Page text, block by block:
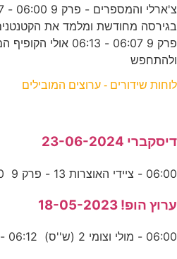
בגירסה מחודשת ומלמד את
פרק 9 06:07 - 06:13
ולהתחפש
לוחות שידורים - ערוצים המובילים
דיסקברי 23-06-2024
06:00 - ציידי האוצרות 13 - פרק 9 07:00 - איך עשו את
ערוץ הופ! 18-05-2023
06:00 - מולי וצומי 2 (ש''ס) 06:12 - סימון סופר ארנב 06:19 -